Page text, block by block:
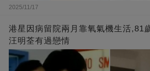
2025/11/17
港星因病留院兩月靠氧氣機生活,81
汪明荃有過戀情